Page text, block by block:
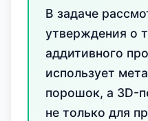
В задаче
утверждения о
аддитивного
использует
порошок, а 3D-
не только для